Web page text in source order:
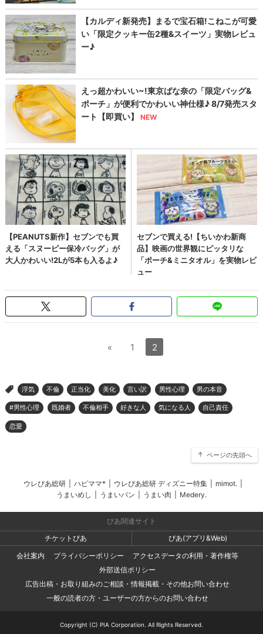
« 1 2
> 浮気 不倫 正当化 美化 言い訳 男性心理 男の本音
#男性心理 既婚者 不倫相手 好きな人 気になる人 自己責任
恋愛
ページの先頭へ
ウレぴあ総研 ハピママ* ウレぴあ総研 ディズニー特集 mimot.
うまいめし
うまいパン うまい肉 Medery.
ぴあ関連サイト
チケットぴあ
ぴあ(アプリ&Web)
会社案内
プライバシーポリシー
アクセスデータの利用・著作権等
外部送信ポリシー
広告出稿・お取り組みのご相談・情報掲載・その他お問い合わせ
一般の読者の方・ユーザーの方からのお問い合わせ
Copyright (C) PIA Corporation. All Rights Reserved.